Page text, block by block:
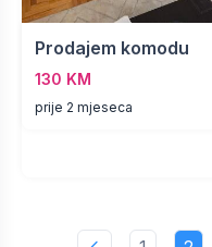
Prodajem komodu
130 KM
prije 2 mjeseca